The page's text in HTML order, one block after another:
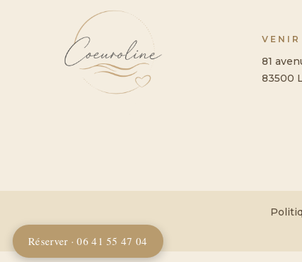
81
83500
Réserver · 06 41 55 47 04